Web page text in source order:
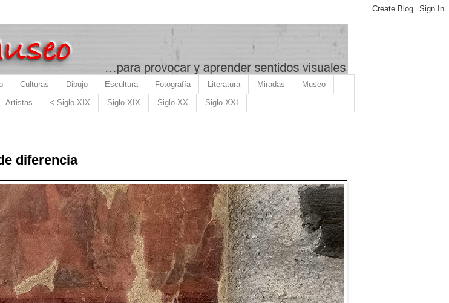
Culturas Dibujo Escultura Fotografía Literatura Miradas Museo
Artistas < Siglo XIX Siglo XIX Siglo XX Siglo XXI
diferencia